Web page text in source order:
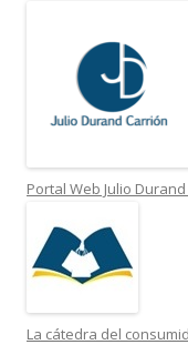
Portal Web Julio
La cátedra del